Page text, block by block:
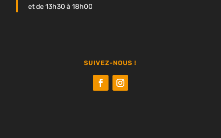
et de 13h30 à 18h00
SUIVEZ-NOUS !